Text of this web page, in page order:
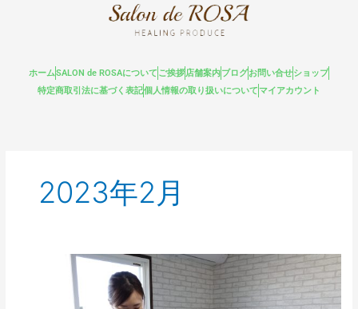
ホームSALON de ROSAについて ご挨拶店舗案内ブログお問い合せショップ
特定商取引法に基づく表記個人情報の取り扱いについてマイアカウント
2023年2月